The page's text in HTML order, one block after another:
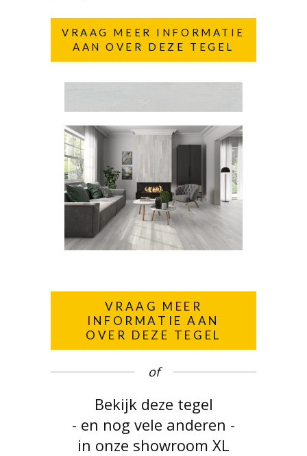
VRAAG MEER INFORMATIE
AAN OVER DEZE TEGEL
VRAAG MEER
INFORMATIE AAN
OVER DEZE TEGEL
of
Bekijk deze tegel
- en nog vele anderen -
in onze showroom XL